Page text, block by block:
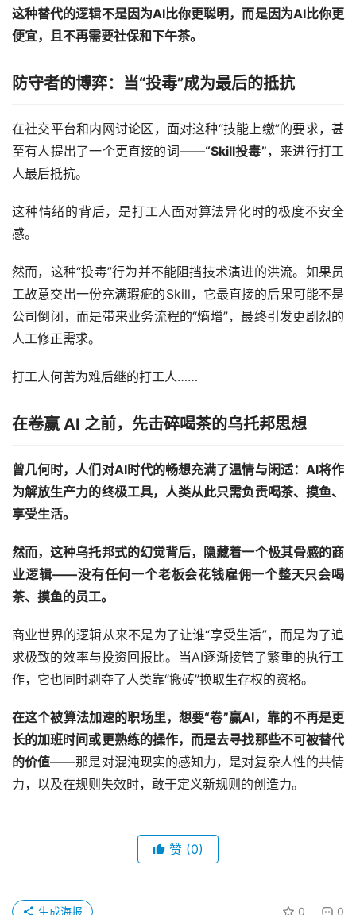
这种替代的逻辑不是因为AI比你更聪明，而是因为AI比你更
便宜，且不再需要社保和下午茶。
防守者的博弈：当“投毒”成为最后的抵抗
在社交平台和内网讨论区，面对这种“技能上缴”的要求，甚
至有人提出了一个更直接的词——“Skill投毒”，来进行打工
人最后抵抗。
这种情绪的背后，是打工人面对算法异化时的极度不安全
感。
然而，这种“投毒”行为并不能阻挡技术演进的洪流。如果员
工故意交出一份充满瑕疵的Skill，它最直接的后果可能不是
公司倒闭，而是带来业务流程的“熵增”，最终引发更剧烈的
人工修正需求。
打工人何苦为难后继的打工人……
在卷赢 AI 之前，先击碎喝茶的乌托邦思想
曾几何时，人们对AI时代的畅想充满了温情与闲适：AI将作
为解放生产力的终极工具，人类从此只需负责喝茶、摸鱼、
享受生活。
然而，这种乌托邦式的幻觉背后，隐藏着一个极其骨感的商
业逻辑——没有任何一个老板会花钱雇佣一个整天只会喝
茶、摸鱼的员工。
商业世界的逻辑从来不是为了让谁“享受生活”，而是为了追
求极致的效率与投资回报比。当AI逐渐接管了繁重的执行工
作，它也同时剥夺了人类靠“搬砖”换取生存权的资格。
在这个被算法加速的职场里，想要“卷”赢AI，靠的不再是更
长的加班时间或更熟练的操作，而是去寻找那些不可被替代
的价值——那是对混沌现实的感知力，是对复杂人性的共情
力，以及在规则失效时，敢于定义新规则的创造力。
赞 (0)
0 0
生成海报